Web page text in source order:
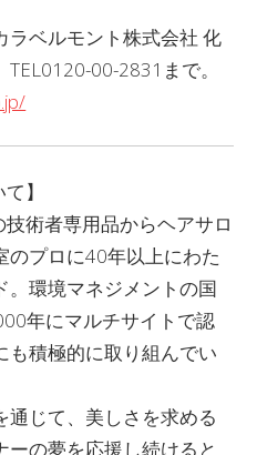
ラベルモント株式会社 化
00-2831まで。
】
技術者専用品からヘアサロ
のプロに40年以上にわた
。環境マネジメントの国
年にマルチサイトで認
も積極的に取り組んでい
通じて、美しさを求める
の夢を応援し続けると